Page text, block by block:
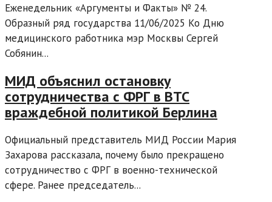
Еженедельник «Аргументы и Факты» № 24.
Образный ряд государства 11/06/2025 Ко Дню
медицинского работника мэр Москвы Сергей
Собянин...
МИД объяснил остановку
сотрудничества с ФРГ в ВТС
враждебной политикой Берлина
Официальный представитель МИД России Мария
Захарова рассказала, почему было прекращено
сотрудничество с ФРГ в военно-технической
сфере. Ранее председатель...